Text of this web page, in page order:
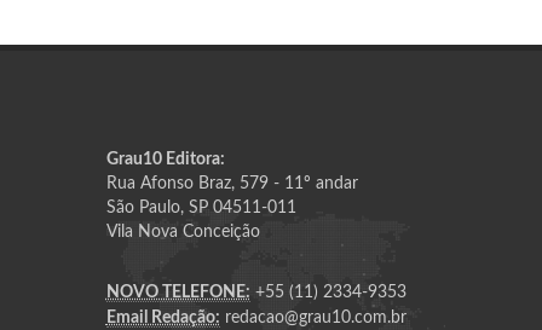
Grau10 Editora:
Rua Afonso Braz, 579 - 11º andar
São Paulo, SP 04511-011
Vila Nova Conceição
NOVO TELEFONE: +55 (11) 2334-9353
Email Redação: redacao@grau10.com.br